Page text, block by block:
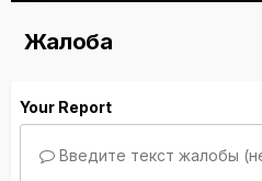
Жалоба
Your Report
Введите текст жалобы